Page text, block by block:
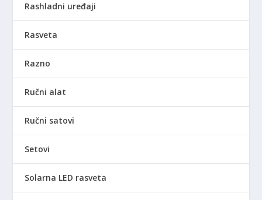
Rashladni uređaji
Rasveta
Razno
Ručni alat
Ručni satovi
Setovi
Solarna LED rasveta